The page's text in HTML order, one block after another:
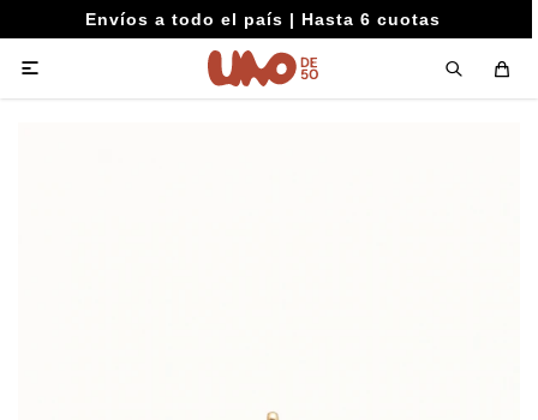
Envíos a todo el país | Hasta 6 cuotas
